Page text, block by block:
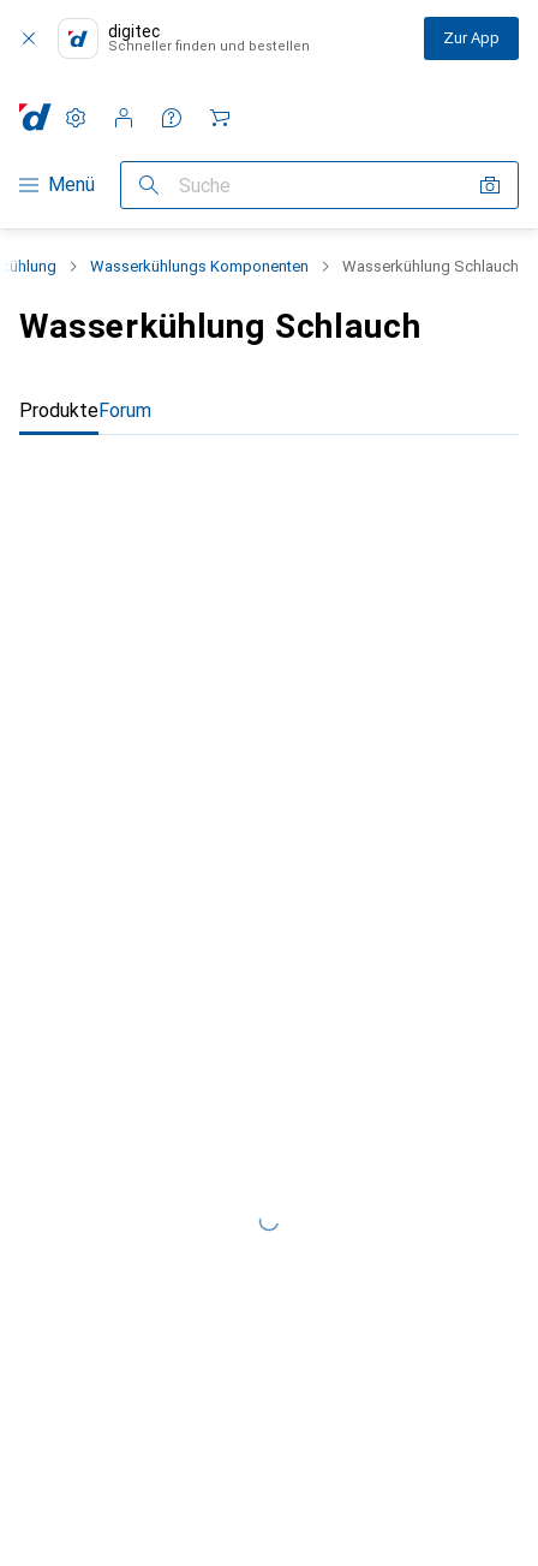
digitec
Schneller finden und bestellen Zur App
Navigation nach Kategorien
Menü Suche
Einstellungen
Kundenkonto
Vergleichslisten
Merklisten
Warenkorb
Wasserkühlungs Komponenten Wasserkühlung Schlauch
Wasserkühlung Schlauch
ProdukteForum